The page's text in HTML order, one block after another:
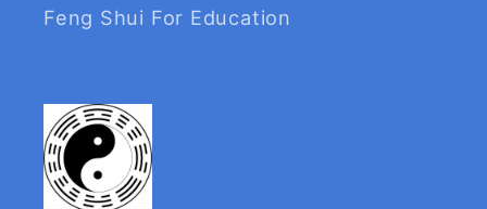
Feng Shui For Education